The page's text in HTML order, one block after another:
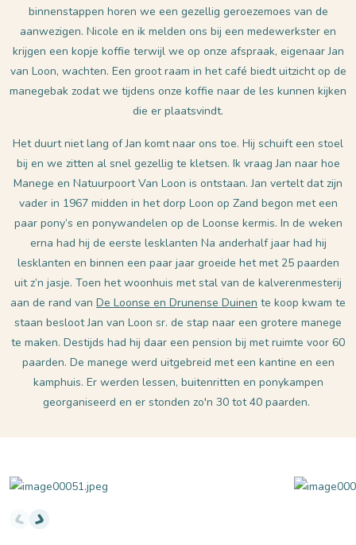
binnenstappen horen we een gezellig geroezemoes van de
aanwezigen. Nicole en ik melden ons bij een medewerkster en
krijgen een kopje koffie terwijl we op onze afspraak, eigenaar Jan
van Loon, wachten. Een groot raam in het café biedt uitzicht op de
manegebak zodat we tijdens onze koffie naar de les kunnen kijken
die er plaatsvindt.
Het duurt niet lang of Jan komt naar ons toe. Hij schuift een stoel
bij en we zitten al snel gezellig te kletsen. Ik vraag Jan naar hoe
Manege en Natuurpoort Van Loon is ontstaan. Jan vertelt dat zijn
vader in 1967 midden in het dorp Loon op Zand begon met een
paar pony’s en ponywandelen op de Loonse kermis. In de weken
erna had hij de eerste lesklanten Na anderhalf jaar had hij
lesklanten en binnen een paar jaar groeide het met 25 paarden
uit z’n jasje. Toen het woonhuis met stal van de kalverenmesterij
aan de rand van De Loonse en Drunense Duinen te koop kwam te
staan besloot Jan van Loon sr. de stap naar een grotere manege
te maken. Destijds had hij daar een pension bij met ruimte voor 60
paarden. De manege werd uitgebreid met een kantine en een
kamphuis. Er werden lessen, buitenritten en ponykampen
georganiseerd en er stonden zo'n 30 tot 40 paarden.
Fotot's natuurpoort